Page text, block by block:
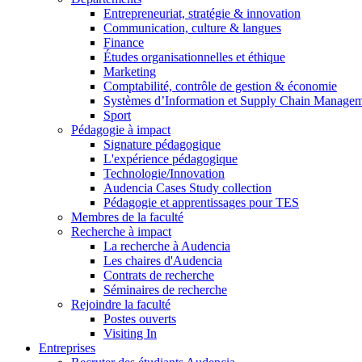
Entrepreneuriat, stratégie & innovation
Communication, culture & langues
Finance
Études organisationnelles et éthique
Marketing
Comptabilité, contrôle de gestion & économie
Systèmes d’Information et Supply Chain
Sport
Pédagogie à impact
Signature pédagogique
L'expérience pédagogique
Technologie/Innovation
Audencia Cases Study collection
Pédagogie et apprentissages pour TES
Membres de la faculté
Recherche à impact
La recherche à Audencia
Les chaires d'Audencia
Contrats de recherche
Séminaires de recherche
Rejoindre la faculté
Postes ouverts
Visiting In
Entreprises